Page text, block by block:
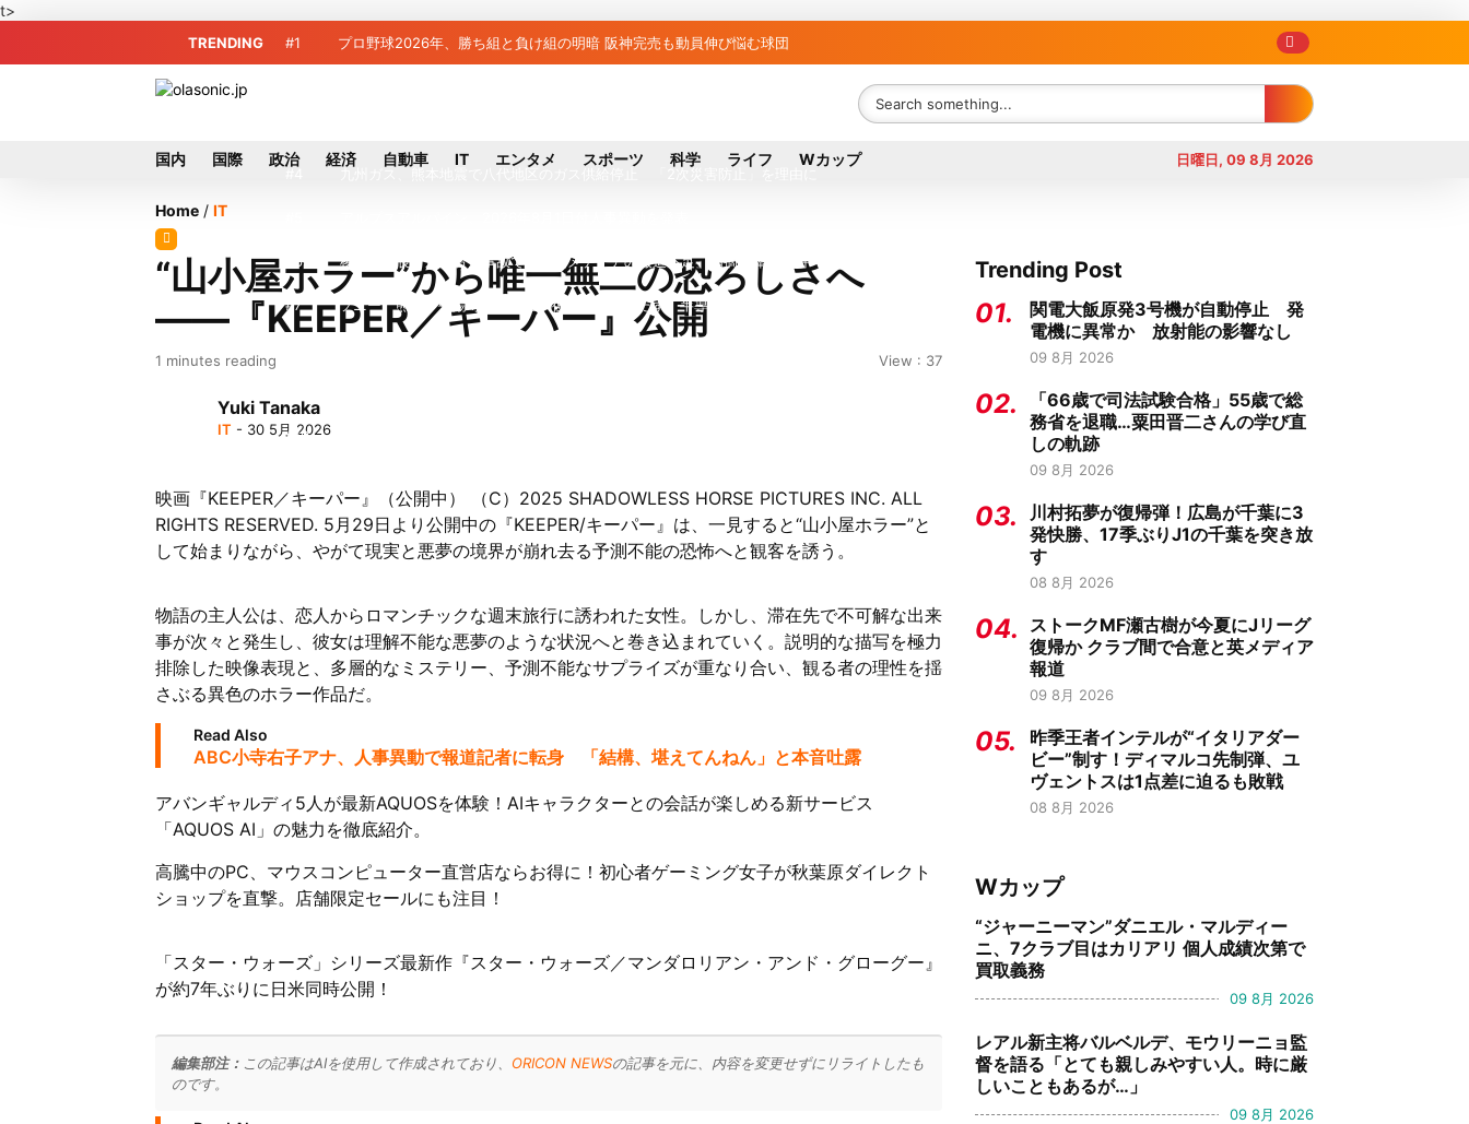
t>
TRENDING #1 プロ野球2026年、勝ち組と負け組の明暗 阪神完売も動員伸び悩む球団
＜訃報＞元自民党参院議員の藤野公孝氏が死去、78歳 妻は料理研究家の真紀子氏
#6 榛葉幹事長、辺野古沖事故で「地元メディアの報道不足」指摘 那覇訪問中
#7 ソニー、熊本・菊陽町拠点停止 復旧見通し立たず 半導体集積地に懸念
#10
国内 国際 政治 経済 自動車 IT エンタメ スポーツ 科学 ライフ Wカップ 日曜日, 09 8月 2026
Home / IT
“山小屋ホラー”から唯一無二の恐ろしさへ
――『KEEPER／キーパー』公開
1 minutes reading View : 37
Yuki Tanaka
IT - 30 5月 2026
映画『KEEPER／キーパー』（公開中） （C）2025 SHADOWLESS HORSE PICTURES INC. ALL
RIGHTS RESERVED. 5月29日より公開中の『KEEPER/キーパー』は、一見すると“山小屋ホラー”と
して始まりながら、やがて現実と悪夢の境界が崩れ去る予測不能の恐怖へと観客を誘う。
物語の主人公は、恋人からロマンチックな週末旅行に誘われた女性。しかし、滞在先で不可解な出来
事が次々と発生し、彼女は理解不能な悪夢のような状況へと巻き込まれていく。説明的な描写を極力
排除した映像表現と、多層的なミステリー、予測不能なサプライズが重なり合い、観る者の理性を揺
さぶる異色のホラー作品だ。
Read Also
ABC小寺右子アナ、人事異動で報道記者に転身 「結構、堪えてんねん」と本音吐露
アバンギャルディ5人が最新AQUOSを体験！AIキャラクターとの会話が楽しめる新サービス
「AQUOS AI」の魅力を徹底紹介。
高騰中のPC、マウスコンピューター直営店ならお得に！初心者ゲーミング女子が秋葉原ダイレクト
ショップを直撃。店舗限定セールにも注目！
「スター・ウォーズ」シリーズ最新作『スター・ウォーズ／マンダロリアン・アンド・グローグー』
が約7年ぶりに日米同時公開！
編集部注： この記事はAIを使用して作成されており、 ORICON NEWSの記事を元に、内容を変更せずにリライトしたも
のです。
Trending Post
01.
関電大飯原発3号機が自動停止 発
電機に異常か 放射能の影響なし
09 8月 2026
02.
「66歳で司法試験合格」55歳で総
務省を退職…粟田晋二さんの学び直
しの軌跡
09 8月 2026
03.
川村拓夢が復帰弾！広島が千葉に3
発快勝、17季ぶりJ1の千葉を突き放
す
08 8月 2026
04.
ストークMF瀬古樹が今夏にJリーグ
復帰か クラブ間で合意と英メディア
報道
09 8月 2026
05.
昨季王者インテルが“イタリアダー
ビー”制す！ディマルコ先制弾、ユ
ヴェントスは1点差に迫るも敗戦
08 8月 2026
Wカップ
“ジャーニーマン”ダニエル・マルディー
ニ、7クラブ目はカリアリ 個人成績次第で
買取義務
09 8月 2026
レアル新主将バルベルデ、モウリーニョ監
督を語る「とても親しみやすい人。時に厳
しいこともあるが…」
09 8月 2026